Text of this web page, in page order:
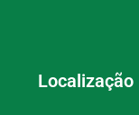
Localização